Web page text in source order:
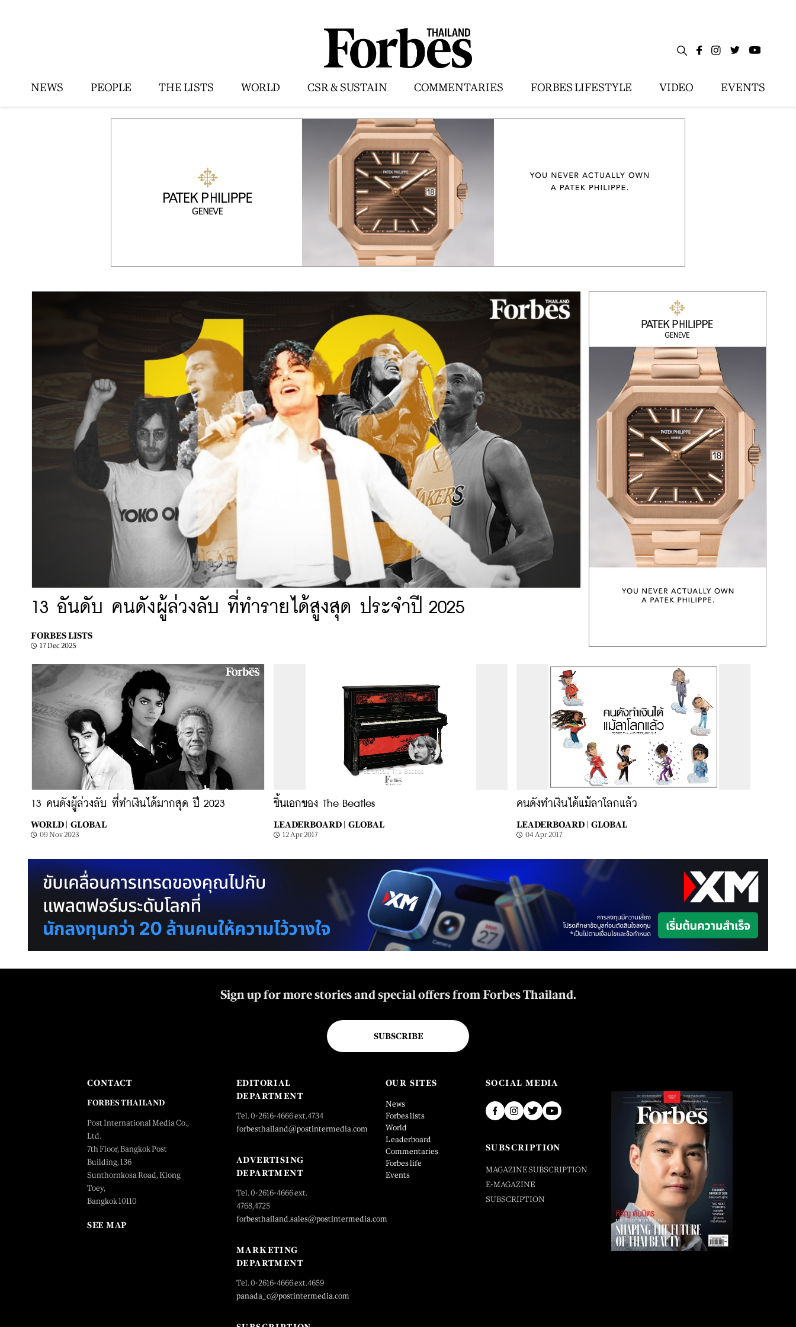
NEWS PEOPLE THE LISTS WORLD CSR & SUSTAIN COMMENTARIES FORBES LIFESTYLE VIDEO EVENTS
13 อันดับ คนดังผู้ล่วงลับ ที่ทำรายได้สูงสุด ประจำปี 2025
FORBES LISTS
17 Dec 2025
13 คนดังผู้ล่วงลับ ที่ทำเงินได้มากสุด ปี 2023
WORLD | GLOBAL
09 Nov 2023
ชิ้นเอกของ The Beatles
LEADERBOARD | GLOBAL
12 Apr 2017
คนดังทำเงินได้แม้ลาโลกแล้ว
LEADERBOARD | GLOBAL
04 Apr 2017
Sign up for more stories and special offers from Forbes Thailand.
SUBSCRIBE
CONTACT
FORBES THAILAND
Post International Media Co.,
Ltd.
7th Floor, Bangkok Post
Building, 136
Sunthornkosa Road, Klong
Toey,
Bangkok 10110
SEE MAP
EDITORIAL
DEPARTMENT
Tel. 0-2616-4666 ext.4734
forbesthailand@postintermedia.com
ADVERTISING
DEPARTMENT
Tel. 0-2616-4666 ext.
4768,4725
forbesthailand.sales@postintermedia.com
MARKETING
DEPARTMENT
Tel. 0-2616-4666 ext.4659
panada_c@postintermedia.com
OUR SITES
News
Forbes lists
World
Leaderboard
Commentaries
Forbes life
Events
SOCIAL MEDIA
SUBSCRIPTION
MAGAZINE SUBSCRIPTION
E-MAGAZINE
SUBSCRIPTION